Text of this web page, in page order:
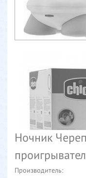
Ночник
Производитель: